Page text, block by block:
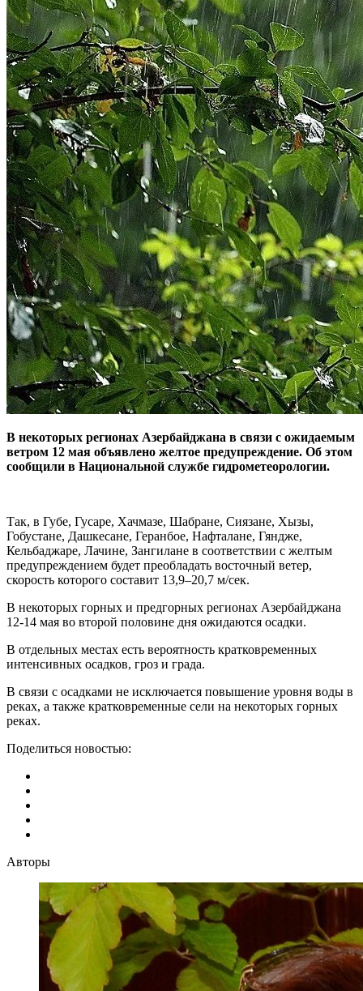
В некоторых регионах Азербайджана в связи с ожидаемым
ветром 12 мая объявлено желтое предупреждение. Об этом
сообщили в Национальной службе гидрометеорологии.
Так, в Губе, Гусаре, Хачмазе, Шабране, Сиязане, Хызы,
Гобустане, Дашкесане, Геранбое, Нафталане, Гяндже,
Кельбаджаре, Лачине, Зангилане в соответствии с желтым
предупреждением будет преобладать восточный ветер,
скорость которого составит 13,9–20,7 м/сек.
В некоторых горных и предгорных регионах Азербайджана
12-14 мая во второй половине дня ожидаются осадки.
В отдельных местах есть вероятность кратковременных
интенсивных осадков, гроз и града.
В связи с осадками не исключается повышение уровня воды в
реках, а также кратковременные сели на некоторых горных
реках.
Поделиться новостью:
Авторы